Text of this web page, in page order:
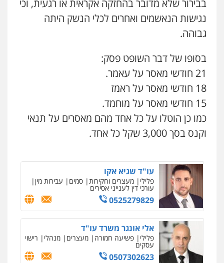
בבירור שלא מדובר בהחזקה אקראית או רגעית, וכי
נגישות הנאשמים ואחרים לכלי הנשק היתה
גבוהה.
בסופו של דבר השופט פסק:
21 חודשי מאסר על עאמר.
18 חודשי מאסר על ראמז
15 חודשי מאסר על מוחמד.
כמו כן הוטלו על כל אחד מהם מאסרים על תנאי
וקנס בסך 3,000 שקל כל אחד.
קורל קרוז – עורך דין פלילי
משפט פלילי
עו"ד עלי סעדי
פשיעה חמורה
ומעצרים
0508824984
עו"ד תומר בנישתי
פלילי מעצרים וחקירות צווארון לבן פשיעה
חמורה
עו"ד שגיא אקו
פלילי מעצרים וחקירות סמים עבירות מין
עורכי דין לענייני אסירים
0525279829
אלי אונגר משרד עו"ד
פלילי פשיעה חמורה מעצרים מנהלי רישוי
עסקים
0507302623
ניר קידר – צלם
צילום עורכי דין שירותים מקצועיים לעורכי
דין
0504578527
רונן הלל – מוניטין
מחיקת כתבות מגוגל ודחיקת אזכורים
שליליים
שירותים מקצועיים לעורכי דין
0522508109